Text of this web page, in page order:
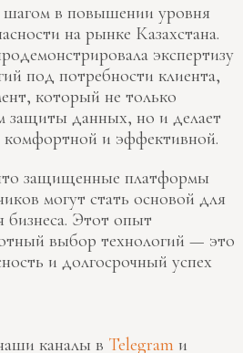
в повышении уровня
на рынке Казахстана.
экспертизу
под потребности клиента,
который не только
защиты данных, но и делает
и эффективной.
защищенные платформы
могут стать основой для
бизнеса. Этот опыт
выбор технологий — это
и долгосрочный успех
каналы в Telegram и